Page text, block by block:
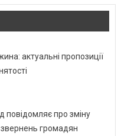
актуальні пропозиції
повідомляє про зміну
громадян